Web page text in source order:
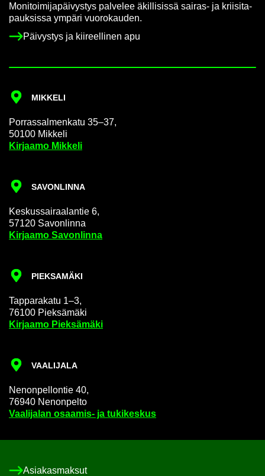
Mo­ni­toi­mi­ja­päi­vys­tys pal­ve­lee äkil­li­sis­sä sairas-​ ja krii­si­ta­
pauk­sis­sa ym­pä­ri vuo­ro­kau­den.
Päi­vys­tys ja kii­reel­li­nen apu
MIK­KE­LI
Por­ras­sal­men­ka­tu 35–37,
50100 Mik­ke­li
Kir­jaa­mo Mik­ke­li
SA­VON­LIN­NA
Kes­kus­sai­raa­lan­tie 6,
57120 Sa­von­lin­na
Kir­jaa­mo Sa­von­lin­na
PIEK­SA­MÄ­KI
Tap­pa­ra­ka­tu 1–3,
76100 Piek­sä­mä­ki
Kir­jaa­mo Piek­sä­mä­ki
VAA­LI­JA­LA
Ne­non­pel­lon­tie 40,
76940 Ne­non­pel­to
Vaa­li­ja­lan osaamis-​ ja tu­ki­kes­kus
Asia­kas­mak­sut